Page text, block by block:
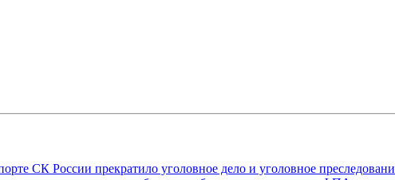
СК России прекратило уголовное дело и уголовное